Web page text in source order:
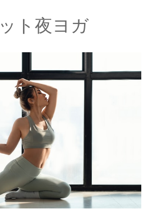
ト夜ヨガ